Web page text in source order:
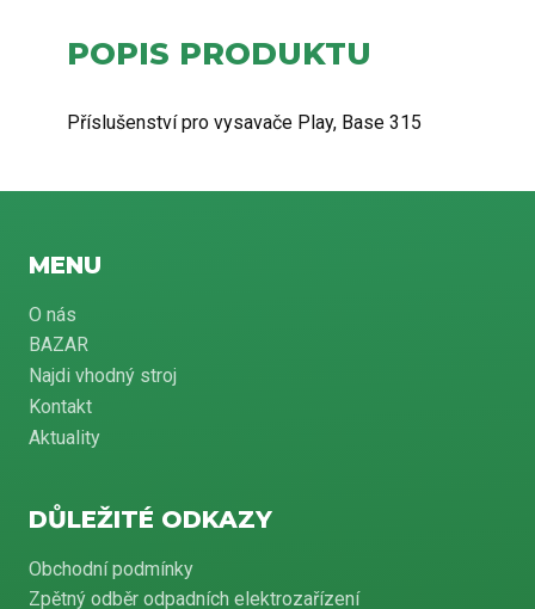
POPIS PRODUKTU
Příslušenství pro vysavače Play, Base 315
MENU
O nás
BAZAR
Najdi vhodný stroj
Kontakt
Aktuality
DŮLEŽITÉ ODKAZY
Obchodní podmínky
Zpětný odběr odpadních elektrozařízení